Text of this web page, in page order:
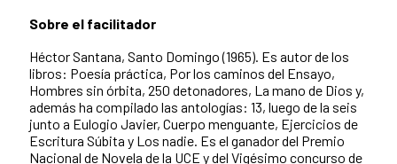
Sobre el facilitador
Héctor Santana, Santo Domingo (1965). Es autor de los
libros: Poesía práctica, Por los caminos del Ensayo,
Hombres sin órbita, 250 detonadores, La mano de Dios y,
además ha compilado las antologías: 13, luego de la seis
junto a Eulogio Javier, Cuerpo menguante, Ejercicios de
Escritura Súbita y Los nadie. Es el ganador del Premio
Nacional de Novela de la UCE y del Vigésimo concurso de